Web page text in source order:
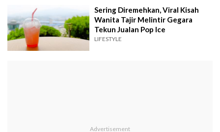
Sering Diremehkan, Viral Kisah
Wanita Tajir Melintir Gegara
Tekun Jualan Pop Ice
LIFESTYLE